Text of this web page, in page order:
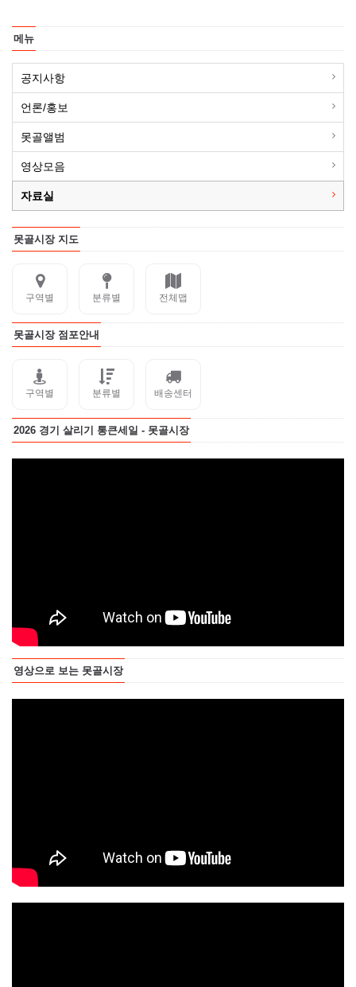
메뉴
공지사항
언론/홍보
못골앨범
영상모음
자료실
못골시장 지도
구역별 분류별 전체맵
못골시장 점포안내
구역별 분류별 배송센터
2026 경기 살리기 통큰세일 - 못골시장
영상으로 보는 못골시장